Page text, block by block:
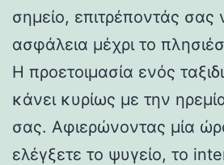
σημείο, επιτρέποντάς
ασφάλεια μέχρι το
Η προετοιμασία ενός
κάνει κυρίως με την
σας. Αφιερώνοντας μία
ελέγξετε το ψυγείο, το